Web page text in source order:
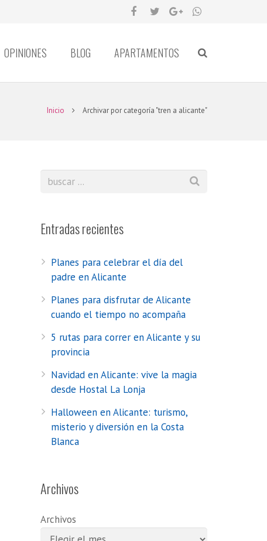
OPINIONES BLOG APARTAMENTOS
Inicio Archivar por categoría "tren a alicante"
Entradas recientes
Planes para celebrar el día del
padre en Alicante
Planes para disfrutar de Alicante
cuando el tiempo no acompaña
5 rutas para correr en Alicante y su
provincia
Navidad en Alicante: vive la magia
desde Hostal La Lonja
Halloween en Alicante: turismo,
misterio y diversión en la Costa
Blanca
Archivos
Archivos